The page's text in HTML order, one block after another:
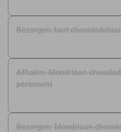
Bezorgen: hart
Afhalen: Mondriaan
personen)
Bezorgen: Mondriaan